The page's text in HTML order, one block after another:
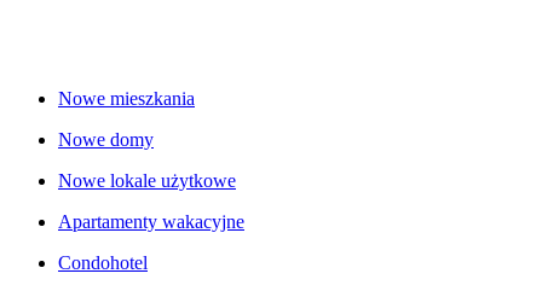
Nowe mieszkania
Nowe domy
Nowe lokale użytkowe
Apartamenty wakacyjne
Condohotel